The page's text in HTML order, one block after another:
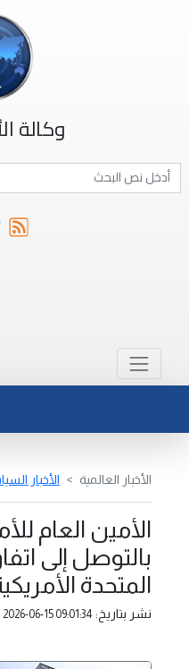
وكالة
الأخبار العالمية الأخبار
الأمين العام
بالتوصل إلى
المتحدة
نشر بتاريخ: 2026-06-15 09:01:34